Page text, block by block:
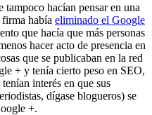
hacían pensar en una
había eliminado el Google
que hacía que más personas
hacer acto de presencia en
que se publicaban en la red
+ y tenía cierto peso en SEO,
interés en que sus
dígase blogueros) se
+.